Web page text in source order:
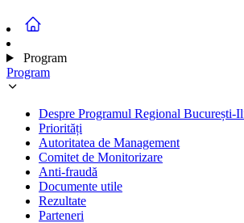
Program
Program
Despre Programul Regional București-
Priorități
Autoritatea de Management
Comitet de Monitorizare
Anti-fraudă
Documente utile
Rezultate
Parteneri